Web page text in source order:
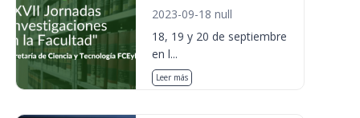
2023-09-18 null
18, 19 y 20 de septiembre
en l...
Leer más